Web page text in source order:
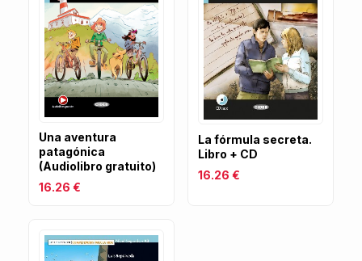
Una aventura
patagónica
(Audiolibro gratuito)
16.26 €
La fórmula secreta.
Libro + CD
16.26 €